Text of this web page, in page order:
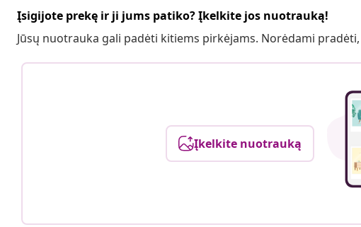
Įsigijote prekę ir ji jums patiko? Įkelkite jos nuotrauką!
Jūsų nuotrauka gali padėti kitiems pirkėjams. Norėdami
Įkelkite nuotrauką